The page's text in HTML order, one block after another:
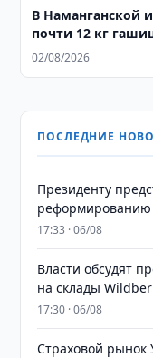
В Наманганской
почти 12 кг
02/08/2026
ПОСЛЕДНИЕ
Президенту
реформированию
17:33 · 06/08
Власти обсудят
на склады
17:30 · 06/08
Страховой рынок